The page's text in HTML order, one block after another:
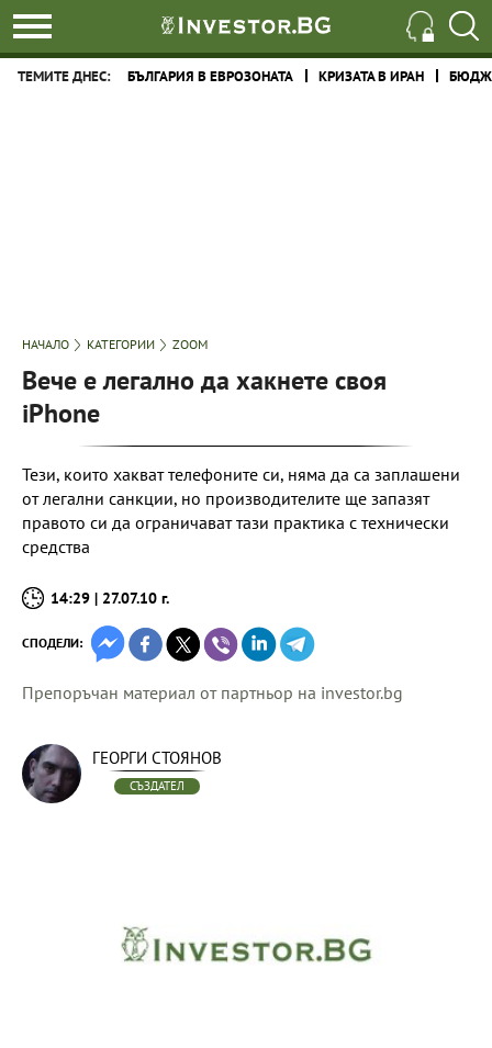
ТЕМИТЕ ДНЕС: БЪЛГАРИЯ В ЕВРОЗОНАТА КРИЗАТА В ИРАН
НАЧАЛО КАТЕГОРИИ ZOOM
Вече е легално да хакнете своя
iPhone
Тези, които хакват телефоните си, няма да са заплашени
от легални санкции, но производителите ще запазят
правото си да ограничават тази практика с технически
средства
14:29 | 27.07.10 г.
СПОДЕЛИ:
Препоръчан материал от партньор на investor.bg
ГЕОРГИ СТОЯНОВ
СЪЗДАТЕЛ